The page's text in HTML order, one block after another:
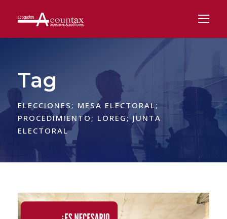
Tag
ELECCIONES; MESA ELECTORAL;
PROCEDIMIENTO; LOREG; JUNTA
ELECTORAL